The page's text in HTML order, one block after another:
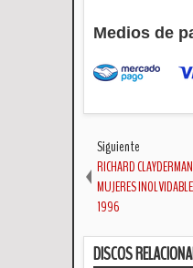
Medios de
Siguiente
RICHARD
MUJERES
1996
DISCOS